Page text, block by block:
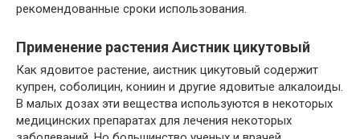
рекомендованные сроки использования.
Применение растения Аистник цикутовый
Как ядовитое растение, аистник цикутовый содержит
купрен, соболицин, кониин и другие ядовитые алкалоиды.
В малых дозах эти вещества используются в некоторых
медицинских препаратах для лечения некоторых